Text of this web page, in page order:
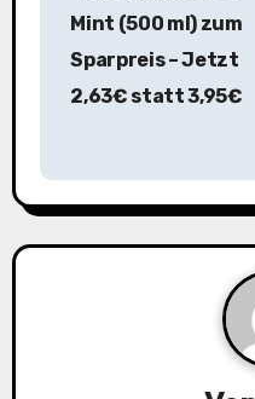
a
g
Mint (500 ml) zum
Sparpreis – Jetzt
2,63€ statt 3,95€